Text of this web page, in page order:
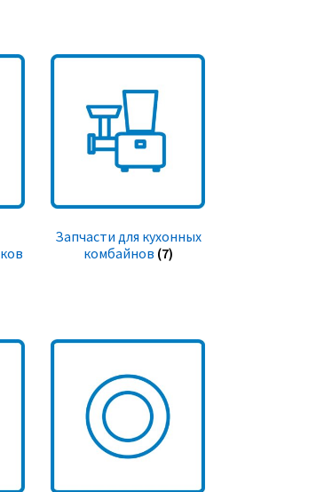
Запчасти для кухонных
комбайнов (7)